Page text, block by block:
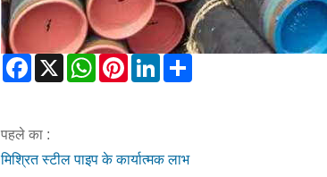
Facebook
X WhatsAppPinterestLinkedIn
पहले का :
मिश्रित स्टील पाइप के कार्यात्मक लाभ